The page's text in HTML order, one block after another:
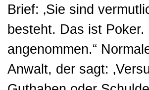
Brief: ‚Sie sind
besteht. Das ist
angenommen.“
Anwalt, der sagt: